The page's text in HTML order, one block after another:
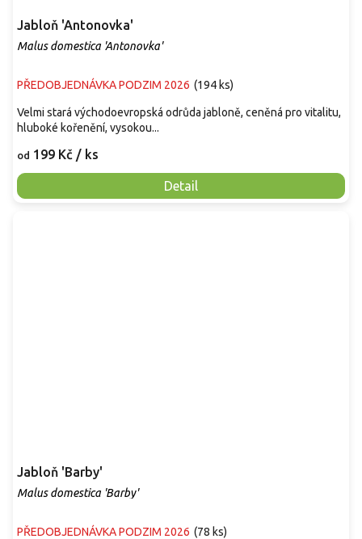
Jabloň 'Antonovka'
Malus domestica 'Antonovka'
PŘEDOBJEDNÁVKA PODZIM 2026 (194 ks)
od 199 Kč / ks
Detail
Velmi stará východoevropská odrůda jabloně, ceněná pro vitalitu,
hluboké kořenění, vysokou...
Jabloň 'Barby'
Malus domestica 'Barby'
PŘEDOBJEDNÁVKA PODZIM 2026 (78 ks)